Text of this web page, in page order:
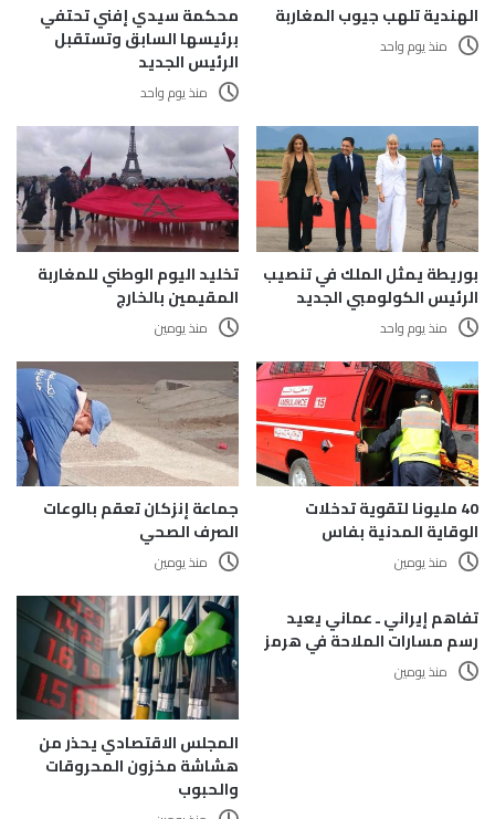
الهندية تلهب جيوب المغاربة
منذ يوم واحد
محكمة سيدي إفني تحتفي
برئيسها السابق وتستقبل
الرئيس الجديد
منذ يوم واحد
بوريطة يمثل الملك في تنصيب
الرئيس الكولومبي الجديد
منذ يوم واحد
تخليد اليوم الوطني للمغاربة
المقيمين بالخارج
منذ يومين
40 مليونا لتقوية تدخلات
الوقاية المدنية بفاس
منذ يومين
جماعة إنزكان تعقم بالوعات
الصرف الصحي
منذ يومين
تفاهم إيراني ـ عماني يعيد
رسم مسارات الملاحة في هرمز
منذ يومين
المجلس الاقتصادي يحذر من
هشاشة مخزون المحروقات
والحبوب